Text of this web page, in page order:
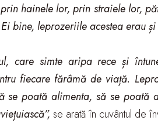
hainele lor, prin straiele lor,
bine, leprozeriile acestea erau
care simte aripa rece și
fiecare fărâmă de viață.
se poată alimenta, să se
se arată în cuvântul de